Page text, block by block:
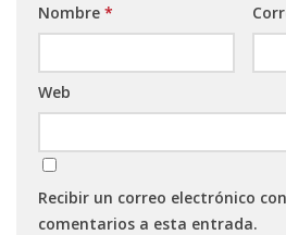
Nombre *
Web
Recibir un correo electrónico
comentarios a esta entrada.